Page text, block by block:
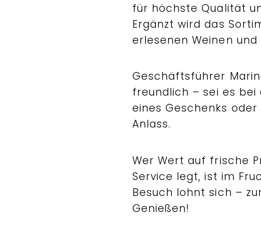
für höchste Qualität
Ergänzt wird das
erlesenen Weinen
Geschäftsführer
freundlich – sei es bei
eines Geschenks
Anlass.
Wer Wert auf frische
Service legt, ist im
Besuch lohnt sich –
Genießen!